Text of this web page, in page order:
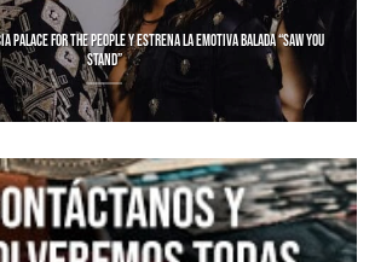
PALACE FOR THE PEOPLE Y ESTRENA LA EMOTIVA BALADA “SAW YOU
STAND”